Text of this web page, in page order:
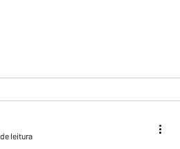
leitura